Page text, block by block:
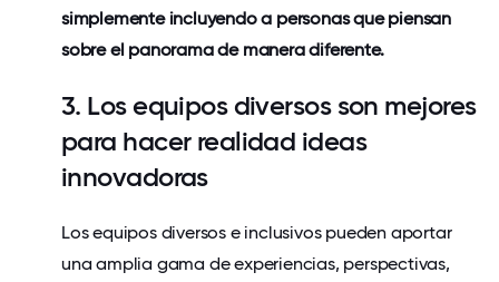
simplemente incluyendo a personas que piensan
sobre el panorama de manera diferente.
3. Los equipos diversos son mejores
para hacer realidad ideas
innovadoras
Los equipos diversos e inclusivos pueden aportar
una amplia gama de experiencias, perspectivas,